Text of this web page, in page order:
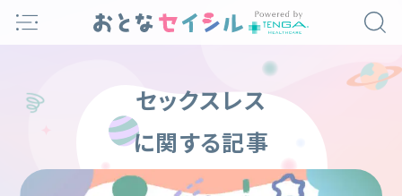
セックスレス
に関する記事